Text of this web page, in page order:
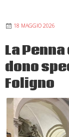
18 MAGGIO 2026
La
dono
Foligno